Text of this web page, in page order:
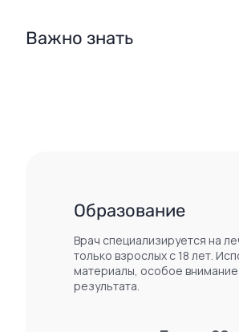
Важно знать
Образование
Врач специализируется на
только взрослых с 18 лет.
материалы, особое внимание
результата.